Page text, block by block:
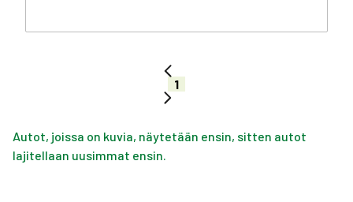
1
Autot, joissa on kuvia, näytetään ensin, sitten autot
lajitellaan uusimmat ensin.